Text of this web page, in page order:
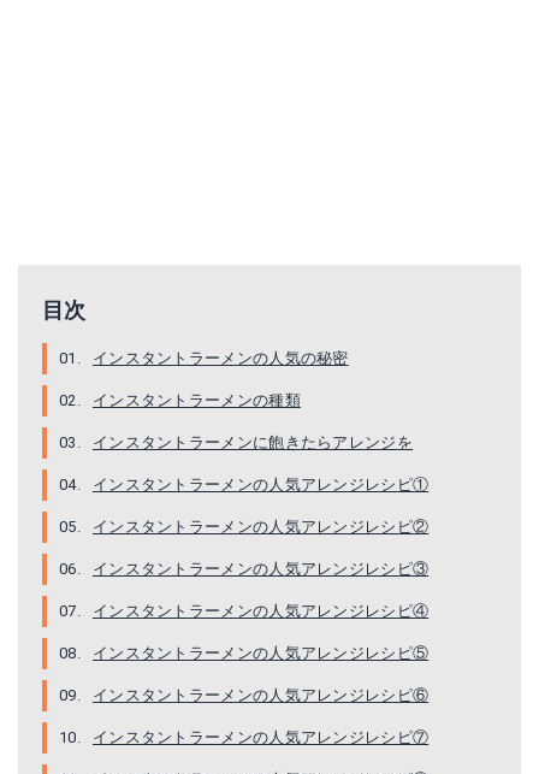
目次
インスタントラーメンの人気の秘密
インスタントラーメンの種類
インスタントラーメンに飽きたらアレンジを
インスタントラーメンの人気アレンジレシピ①
インスタントラーメンの人気アレンジレシピ②
インスタントラーメンの人気アレンジレシピ③
インスタントラーメンの人気アレンジレシピ④
インスタントラーメンの人気アレンジレシピ⑤
インスタントラーメンの人気アレンジレシピ⑥
インスタントラーメンの人気アレンジレシピ⑦